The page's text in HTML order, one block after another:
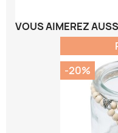
VOUS AIMEREZ
-20%